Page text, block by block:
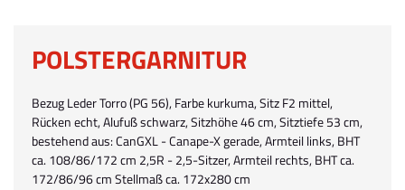
POLSTERGARNITUR
Bezug Leder Torro (PG 56), Farbe kurkuma, Sitz F2 mittel,
Rücken echt, Alufuß schwarz, Sitzhöhe 46 cm, Sitztiefe 53 cm,
bestehend aus: CanGXL - Canape-X gerade, Armteil links, BHT
ca. 108/86/172 cm 2,5R - 2,5-Sitzer, Armteil rechts, BHT ca.
172/86/96 cm Stellmaß ca. 172x280 cm